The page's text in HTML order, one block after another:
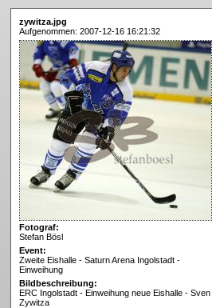
zywitza.jpg
Aufgenommen: 2007-12-16 16:21:32
Fotograf:
Stefan Bösl
Event:
Zweite Eishalle - Saturn Arena Ingolstadt -
Einweihung
Bildbeschreibung:
ERC Ingolstadt - Einweihung neue Eishalle - Sven
Zywitza